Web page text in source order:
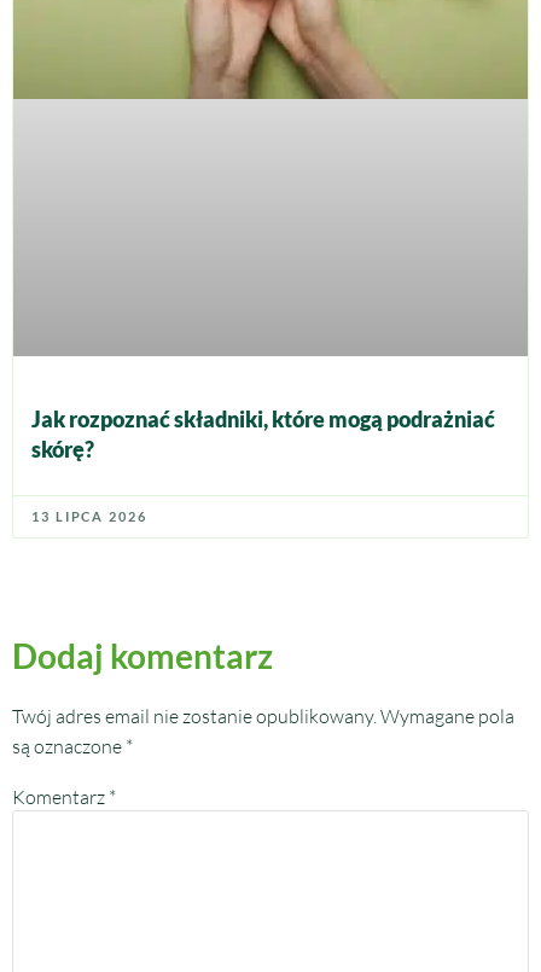
Jak rozpoznać składniki, które mogą podrażniać
skórę?
13 LIPCA 2026
Dodaj komentarz
Twój adres email nie zostanie opublikowany.Wymagane pola
są oznaczone *
Komentarz *